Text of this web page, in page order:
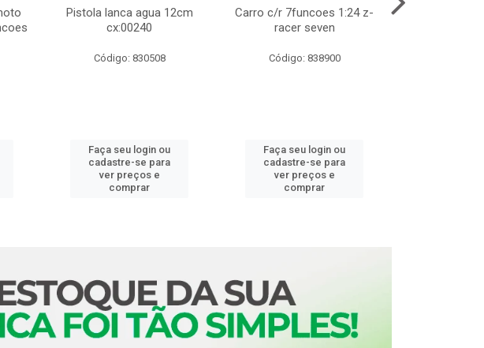
Pistola lanca agua 12cm
cx:00240
Código: 830508
Faça seu login ou
cadastre-se para
ver preços e
comprar
Carro c/r 7funcoes 1:24 z-
racer seven
Código: 838900
Faça seu login ou
cadastre-se para
ver preços e
comprar